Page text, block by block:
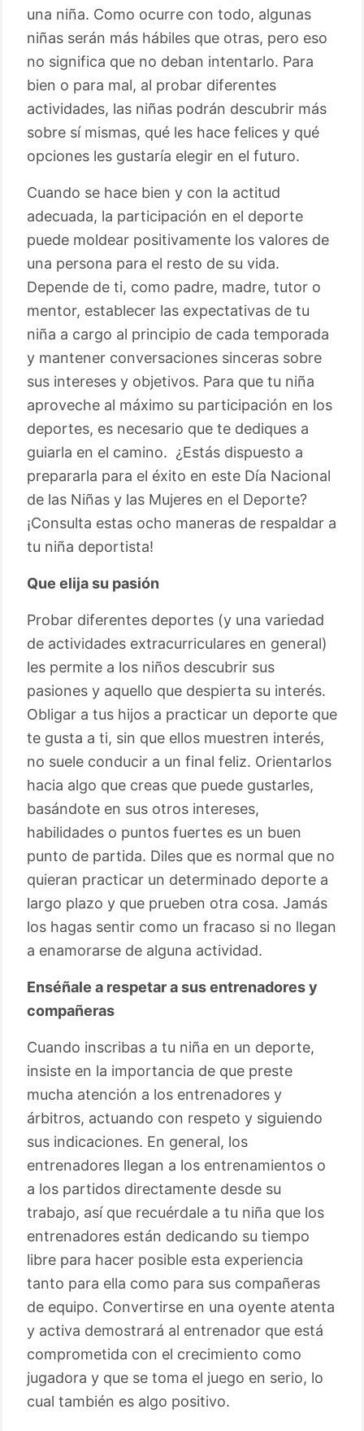
una niña. Como ocurre con todo, algunas
niñas serán más hábiles que otras, pero eso
no significa que no deban intentarlo. Para
bien o para mal, al probar diferentes
actividades, las niñas podrán descubrir más
sobre sí mismas, qué les hace felices y qué
opciones les gustaría elegir en el futuro.
Cuando se hace bien y con la actitud
adecuada, la participación en el deporte
puede moldear positivamente los valores de
una persona para el resto de su vida.
Depende de ti, como padre, madre, tutor o
mentor, establecer las expectativas de tu
niña a cargo al principio de cada temporada
y mantener conversaciones sinceras sobre
sus intereses y objetivos. Para que tu niña
aproveche al máximo su participación en los
deportes, es necesario que te dediques a
guiarla en el camino. ¿Estás dispuesto a
prepararla para el éxito en este Día Nacional
de las Niñas y las Mujeres en el Deporte?
¡Consulta estas ocho maneras de respaldar a
tu niña deportista!
Que elija su pasión
Probar diferentes deportes (y una variedad
de actividades extracurriculares en general)
les permite a los niños descubrir sus
pasiones y aquello que despierta su interés.
Obligar a tus hijos a practicar un deporte que
te gusta a ti, sin que ellos muestren interés,
no suele conducir a un final feliz. Orientarlos
hacia algo que creas que puede gustarles,
basándote en sus otros intereses,
habilidades o puntos fuertes es un buen
punto de partida. Diles que es normal que no
quieran practicar un determinado deporte a
largo plazo y que prueben otra cosa. Jamás
los hagas sentir como un fracaso si no llegan
a enamorarse de alguna actividad.
Enséñale a respetar a sus entrenadores y
compañeras
Cuando inscribas a tu niña en un deporte,
insiste en la importancia de que preste
mucha atención a los entrenadores y
árbitros, actuando con respeto y siguiendo
sus indicaciones. En general, los
entrenadores llegan a los entrenamientos o
a los partidos directamente desde su
trabajo, así que recuérdale a tu niña que los
entrenadores están dedicando su tiempo
libre para hacer posible esta experiencia
tanto para ella como para sus compañeras
de equipo. Convertirse en una oyente atenta
y activa demostrará al entrenador que está
comprometida con el crecimiento como
jugadora y que se toma el juego en serio, lo
cual también es algo positivo.